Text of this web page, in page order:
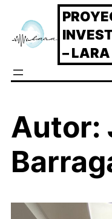
contenido
– LARA
Autor: